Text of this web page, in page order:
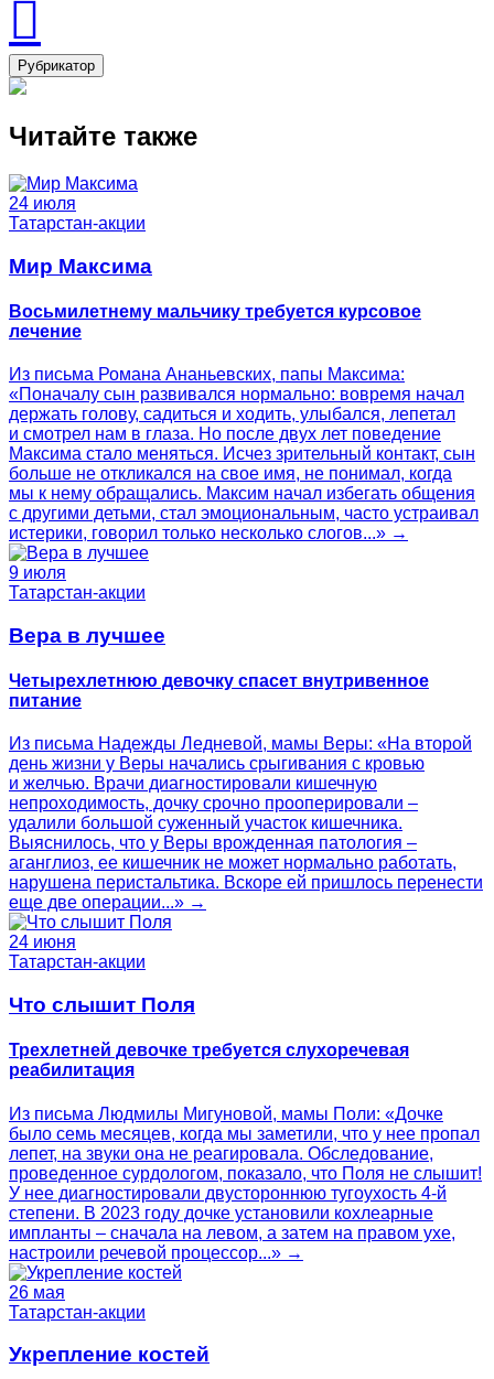
Рубрикатор
Читайте также
24 июля
Татарстан-акции
Мир Максима
Восьмилетнему мальчику требуется курсовое
лечение
Из письма Романа Ананьевских, папы Максима:
«Поначалу сын развивался нормально: вовремя начал
держать голову, садиться и ходить, улыбался, лепетал
и смотрел нам в глаза. Но после двух лет поведение
Максима стало меняться. Исчез зрительный контакт, сын
больше не откликался на свое имя, не понимал, когда
мы к нему обращались. Максим начал избегать общения
с другими детьми, стал эмоциональным, часто устраивал
истерики, говорил только несколько слогов...» →
9 июля
Татарстан-акции
Вера в лучшее
Четырехлетнюю девочку спасет внутривенное
питание
Из письма Надежды Ледневой, мамы Веры: «На второй
день жизни у Веры начались срыгивания с кровью
и желчью. Врачи диагностировали кишечную
непроходимость, дочку срочно прооперировали –
удалили большой суженный участок кишечника.
Выяснилось, что у Веры врожденная патология –
аганглиоз, ее кишечник не может нормально работать,
нарушена перистальтика. Вскоре ей пришлось перенести
еще две операции...» →
24 июня
Татарстан-акции
Что слышит Поля
Трехлетней девочке требуется слухоречевая
реабилитация
Из письма Людмилы Мигуновой, мамы Поли: «Дочке
было семь месяцев, когда мы заметили, что у нее пропал
лепет, на звуки она не реагировала. Обследование,
проведенное сурдологом, показало, что Поля не слышит!
У нее диагностировали двустороннюю тугоухость 4-й
степени. В 2023 году дочке установили кохлеарные
импланты – сначала на левом, а затем на правом ухе,
настроили речевой процессор...» →
26 мая
Татарстан-акции
Укрепление костей